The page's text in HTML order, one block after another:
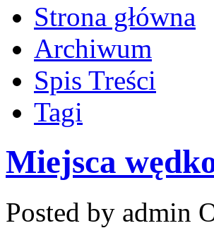
Strona główna
Archiwum
Spis Treści
Tagi
Miejsca
Posted by admin